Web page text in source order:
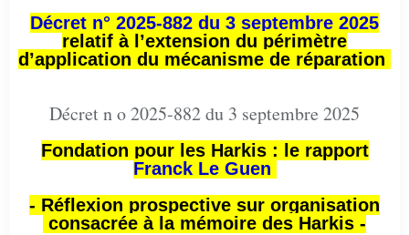
Décret n° 2025-882 du 3 septembre 2025
relatif à l’extension du périmètre
d’application du mécanisme de réparation
Décret n o 2025-882 du 3 septembre 2025
Fondation pour les Harkis : le rapport
Franck Le Guen
- Réflexion prospective sur organisation
consacrée à la mémoire des Harkis -